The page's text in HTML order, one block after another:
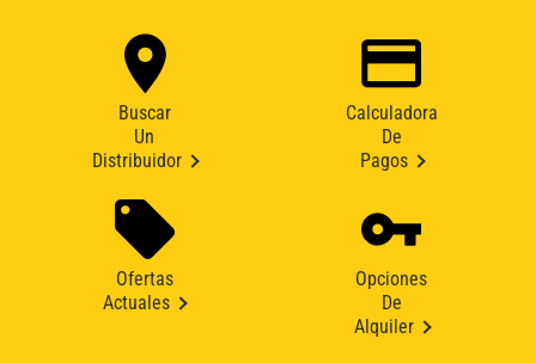
Buscar
Un
Distribuidor
Calculadora
De
Pagos
Ofertas
Actuales
Opciones
De
Alquiler